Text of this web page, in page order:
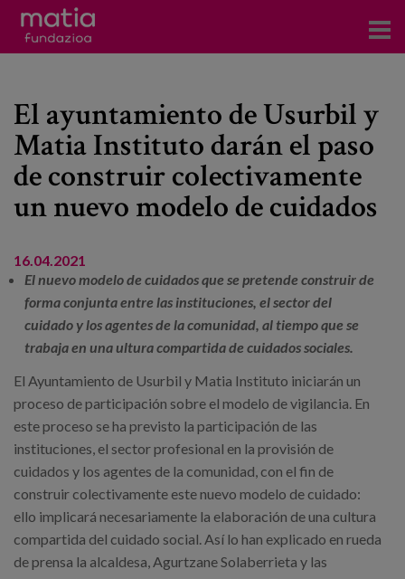
Servicios
Eventos
Blog
Prensa
Canal de denuncias
eu
El ayuntamiento de Usurbil y
Matia Instituto darán el paso
de construir colectivamente
un nuevo modelo de cuidados
16.04.2021
El nuevo modelo de cuidados que se pretende construir de
forma conjunta entre las instituciones, el sector del
cuidado y los agentes de la comunidad, al tiempo que se
trabaja en una ultura compartida de cuidados sociales.
El Ayuntamiento de Usurbil y Matia Instituto iniciarán un
proceso de participación sobre el modelo de vigilancia. En
este proceso se ha previsto la participación de las
instituciones, el sector profesional en la provisión de
cuidados y los agentes de la comunidad, con el fin de
construir colectivamente este nuevo modelo de cuidado:
ello implicará necesariamente la elaboración de una cultura
compartida del cuidado social. Así lo han explicado en rueda
de prensa la alcaldesa, Agurtzane Solaberrieta y las